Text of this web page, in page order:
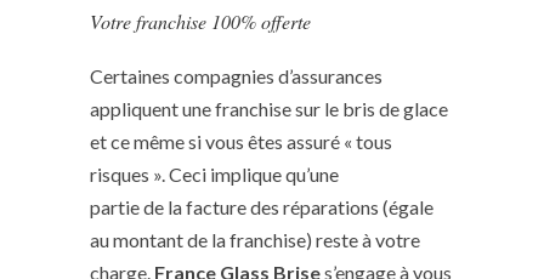
Votre franchise 100% offerte
Certaines compagnies d’assurances
appliquent une franchise sur le bris de glace
et ce même si vous êtes assuré « tous
risques ». Ceci implique qu’une
partie de la facture des réparations (égale
au montant de la franchise) reste à votre
charge. France Glass Brises’engage à vous